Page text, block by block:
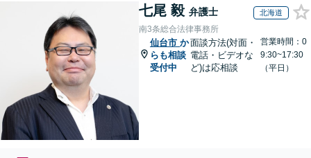
七尾 毅 弁護士 北海道
南3条総合法律事務所
仙台市 か
らも相談
受付中
面談方法(対面・
電話・ビデオな
ど)は応相談
営業時間：0
9:30~17:30
（平日）